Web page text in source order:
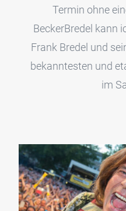
Termin ohne
BeckerBredel kann
Frank Bredel und
bekanntesten und
im